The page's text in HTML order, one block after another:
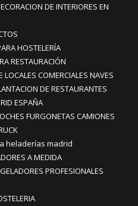
DE INTERIORES EN
HOSTELERÍA
RESTAURACIÓN
COMERCIALES NAVES
DE RESTAURANTES
ESPAÑA
FURGONETAS CAMIONES
heladerías madrid
A MEDIDA
PROFESIONALES